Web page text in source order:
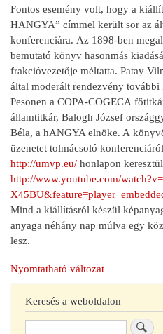
Fontos esemény volt, hogy a
HANGYA” címmel került sor az
konferenciára. Az 1898-ben
bemutató könyv hasonmás
frakcióvezetője méltatta. Patay
által moderált rendezvény
Pesonen a COPA-COGECA
államtitkár, Balogh József
Béla, a hANGYA elnöke. A
üzenetet tolmácsoló
http://umvp.eu/ honlapon
http://www.youtube.com/
Mind a kiállításról készül
anyaga néhány nap múlva egy
lesz.
Nyomtatható változat
Keresés a weboldalon